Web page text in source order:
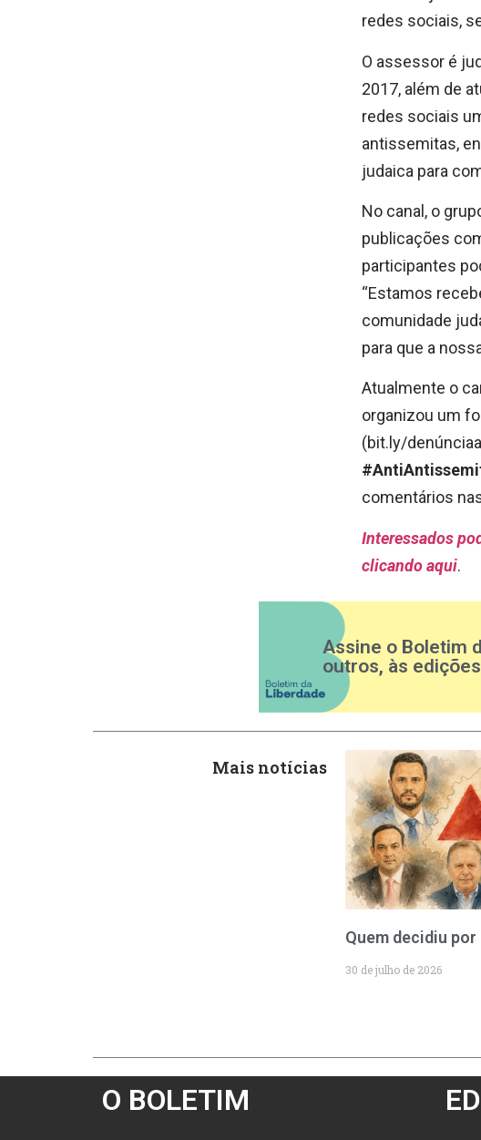
redes sociais,
O assessor é
2017, além de
redes sociais
antissemitas,
judaica para
No canal, o
publicações
participantes
“Estamos
comunidade
para que a
Atualmente o
organizou um
(bit.ly/
comentários
Interessados
clicando aqui.
Assine o Boletim
outros, às
Mais notícias
Quem decidiu
30 de julho de 2026
O BOLETIM